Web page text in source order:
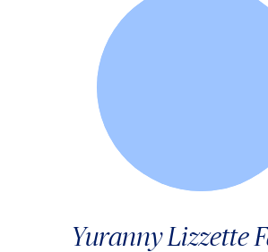
Yuranny Lizzette